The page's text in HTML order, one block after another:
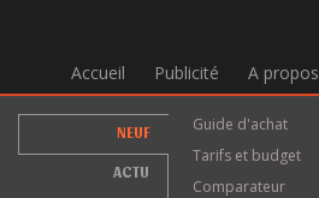
Accueil Publicité A propos
NEUF
ACTU
Guide d'achat
Tarifs et budget
Comparateur